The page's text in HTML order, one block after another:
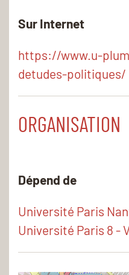
Sur Internet
https://www.u-
detudes-politiques/
ORGANISATION
Dépend de
Université Paris
Université Paris 8 -